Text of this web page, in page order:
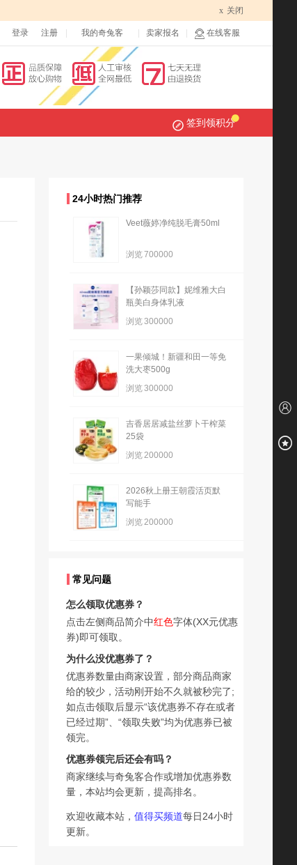
x 关闭
登录 注册 我的奇兔客 卖家报名 在线客服
签到领积分
24小时热门推荐
Veet薇婷净纯脱毛膏50ml
浏览700000
【孙颖莎同款】妮维雅大白
瓶美白身体乳液
浏览300000
一果倾城！新疆和田一等免
洗大枣500g
浏览300000
吉香居居减盐丝萝卜干榨菜
25袋
浏览200000
2026秋上册王朝霞活页默
写能手
浏览200000
常见问题
怎么领取优惠券？
点击左侧商品简介中红色字体(XX元优惠
券)即可领取。
为什么没优惠券了？
优惠券数量由商家设置，部分商品商家
给的较少，活动刚开始不久就被秒完了;
如点击领取后显示“该优惠券不存在或者
已经过期”、“领取失败”均为优惠券已被
领完。
优惠券领完后还会有吗？
商家继续与奇兔客合作或增加优惠券数
量，本站均会更新，提高排名。
欢迎收藏本站， 值得买频道每日24小时
更新。